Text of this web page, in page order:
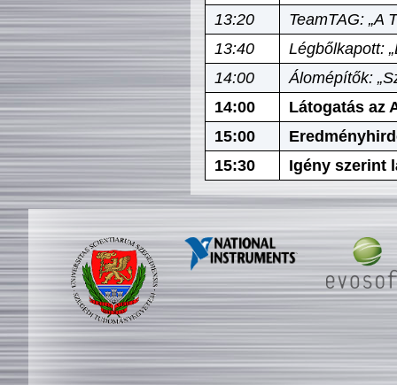
13:20
TeamTAG: „A
13:40
Légbőlkapott:
14:00
Álomépítők:
14:00
Látogatás az
15:00
15:30
Igény szerint